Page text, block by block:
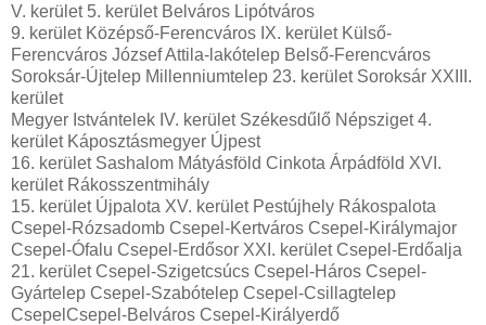
V. kerület 5. kerület Belváros Lipótváros
9. kerület Középső-Ferencváros IX. kerület Külső-
Ferencváros József Attila-lakótelep Belső-Ferencváros
Soroksár-Újtelep Millenniumtelep 23. kerület Soroksár XXIII.
kerület
Megyer Istvántelek IV. kerület Székesdűlő Népsziget 4.
kerület Káposztásmegyer Újpest
16. kerület Sashalom Mátyásföld Cinkota Árpádföld XVI.
kerület Rákosszentmihály
15. kerület Újpalota XV. kerület Pestújhely Rákospalota
Csepel-Rózsadomb Csepel-Kertváros Csepel-Királymajor
Csepel-Ófalu Csepel-Erdősor XXI. kerület Csepel-Erdőalja
21. kerület Csepel-Szigetcsúcs Csepel-Háros Csepel-
Gyártelep Csepel-Szabótelep Csepel-Csillagtelep
CsepelCsepel-Belváros Csepel-Királyerdő